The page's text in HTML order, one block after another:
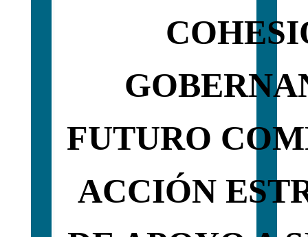
FUTURO
ACCIÓN